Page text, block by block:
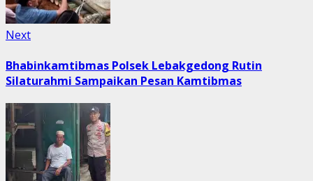
NextNext
Bhabinkamtibmas Polsek Lebakgedong Rutin
Silaturahmi Sampaikan Pesan Kamtibmas